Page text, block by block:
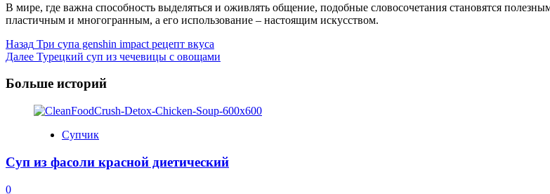
В мире, где важна способность выделяться и оживлять общение, подобные словосочетания становятся
пластичным и многогранным, а его использование – настоящим искусством.
Post
Navigation
Назад Три супа genshin impact рецепт вкуса
Далее Турецкий суп из чечевицы с овощами
Больше историй
Супчик
Суп из фасоли красной диетический
0